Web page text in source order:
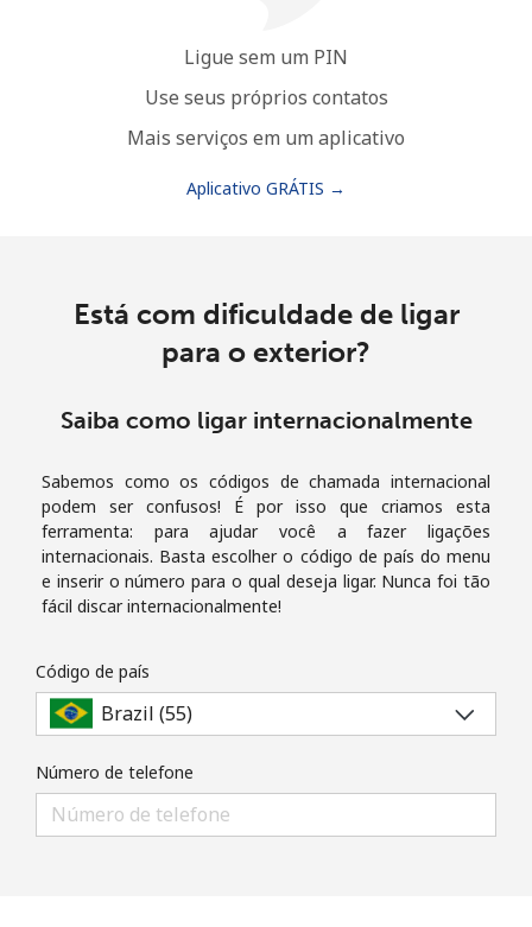
Entre
Olá!
Entre ouCADASTRE-SE AGORA →
Esqueceu sua senha? →
Ligue sem um PIN
Use seus próprios contatos
Mais serviços em um aplicativo
Aplicativo GRÁTIS →
Está com dificuldade de ligar
para o exterior?
Saiba como ligar internacionalmente
Sabemos como os códigos de chamada internacional
podem ser confusos! É por isso que criamos esta
ferramenta: para ajudar você a fazer ligações
internacionais. Basta escolher o código de país do menu
e inserir o número para o qual deseja ligar. Nunca foi tão
fácil discar internacionalmente!
Código de país
Número de telefone